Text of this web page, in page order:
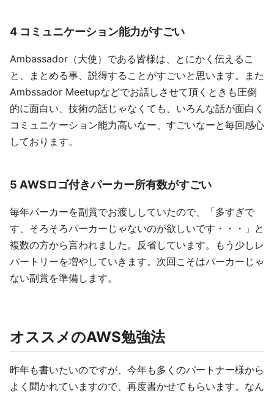
4 コミュニケーション能力がすごい
Ambassador（大使）である皆様は、とにかく伝えるこ
と、まとめる事、説得することがすごいと思います。また
Ambssador Meetupなどでお話しさせて頂くときも圧倒
的に面白い、技術の話じゃなくても、いろんな話が面白く
コミュニケーション能力高いなー、すごいなーと毎回感心
しております。
5 AWSロゴ付きパーカー所有数がすごい
毎年パーカーを副賞でお渡ししていたので、「多すぎで
す、そろそろパーカーじゃないのが欲しいです・・・」と
複数の方から言われました。反省しています。もう少しレ
パートリーを増やしていきます。次回こそはパーカーじゃ
ない副賞を準備します。
オススメのAWS勉強法
昨年も書いたいのですが、今年も多くのパートナー様から
よく聞かれていますので、再度書かせてもらいます。なん